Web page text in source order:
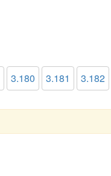
3.180 3.181 3.182